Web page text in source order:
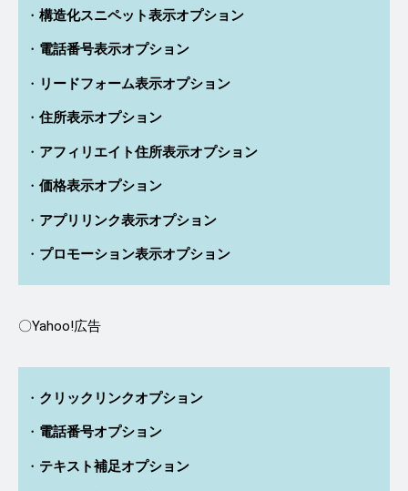
構造化スニペット表示オプション
電話番号表示オプション
リードフォーム表示オプション
住所表示オプション
アフィリエイト住所表示オプション
価格表示オプション
アプリリンク表示オプション
プロモーション表示オプション
〇Yahoo!広告
クリックリンクオプション
電話番号オプション
テキスト補足オプション